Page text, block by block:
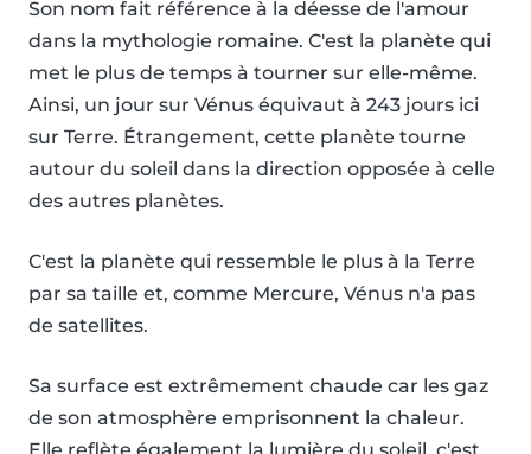
Son nom fait référence à la déesse de l'amour
dans la mythologie romaine. C'est la planète qui
met le plus de temps à tourner sur elle-même.
Ainsi, un jour sur Vénus équivaut à 243 jours ici
sur Terre. Étrangement, cette planète tourne
autour du soleil dans la direction opposée à celle
des autres planètes.
C'est la planète qui ressemble le plus à la Terre
par sa taille et, comme Mercure, Vénus n'a pas
de satellites.
Sa surface est extrêmement chaude car les gaz
de son atmosphère emprisonnent la chaleur.